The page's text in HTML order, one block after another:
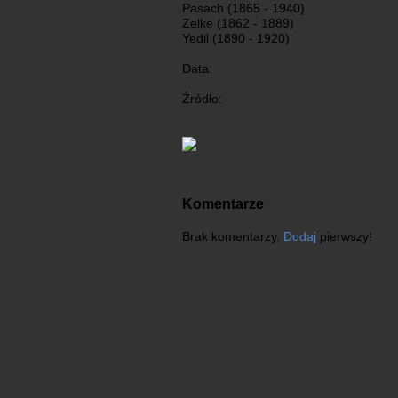
Pasach (1865 - 1940)
Zelke (1862 - 1889)
Yedil (1890 - 1920)
Data:
Źródło:
Komentarze
Brak komentarzy. Dodaj pierwszy!